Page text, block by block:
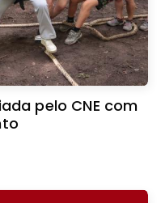
pelo CNE com